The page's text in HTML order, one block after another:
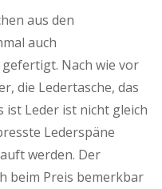
aus den
auch
Nach wie vor
die Ledertasche, das
Leder ist nicht gleich
Lederspäne
werden. Der
beim Preis bemerkbar